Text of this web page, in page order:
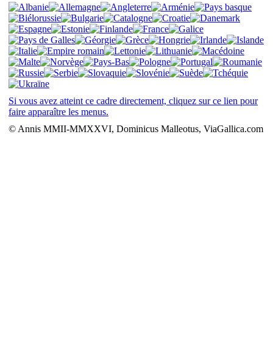
Si vous avez atteint ce cadre directement, cliquez sur ce lien pour
faire apparaître les menus.
© Annis MMII-MMXXVI, Dominicus Malleotus, ViaGallica.com